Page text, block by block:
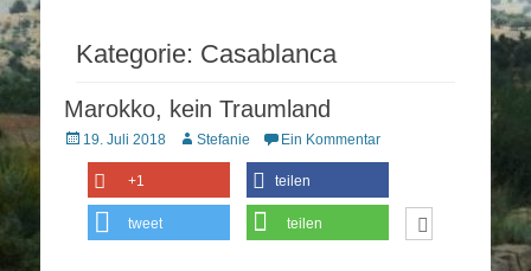
Kategorie: Casablanca
Marokko, kein Traumland
Posted
19. Juli 2018 AutorStefanie Ein Kommentar
+1 teilen
tweet teilen